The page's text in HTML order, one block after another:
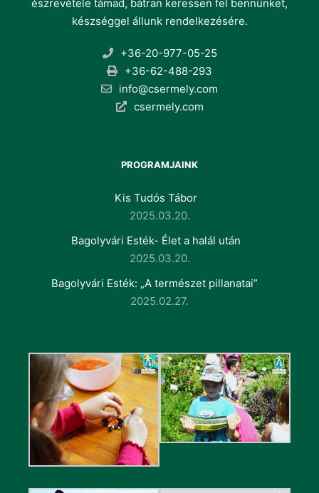
észrevétele támad, bátran keressen fel bennünket,
készséggel állunk rendelkezésére.
+36-20-977-05-25
+36-62-488-293
info@csermely.com
csermely.com
PROGRAMJAINK
Kis Tudós Tábor
2025.03.20.
Bagolyvári Esték- Élet a halál után
2025.03.20.
Bagolyvári Esték: „A természet pillanatai”
2025.02.27.